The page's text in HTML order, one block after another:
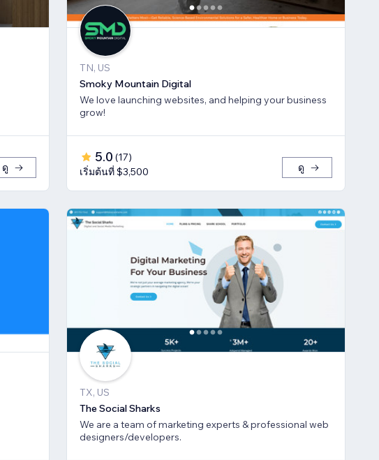
ดู
TN, US
Smoky Mountain Digital
We love launching websites, and helping your business
grow!
5.0 (17)
เริ่มต้นที่ $3,500
ดู
TX, US
The Social Sharks
We are a team of marketing experts & professional web
designers/developers.